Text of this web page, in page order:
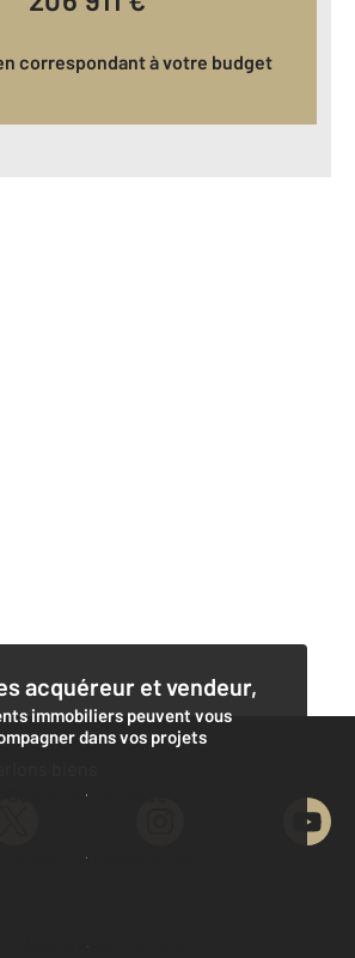
correspondant à votre budget
acquéreur et vendeur,
immobiliers peuvent vous
dans vos projets
Contacter l'agence
Demander une estimation
biens
Accéder à mon compte